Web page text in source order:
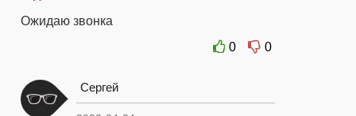
Ожидаю звонка
0
0
Сергей